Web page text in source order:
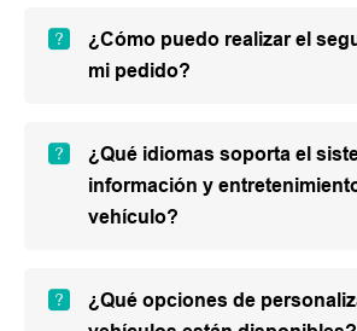
¿Cómo puedo realizar el
mi pedido?
¿Qué idiomas soporta el
información y
vehículo?
¿Qué opciones de